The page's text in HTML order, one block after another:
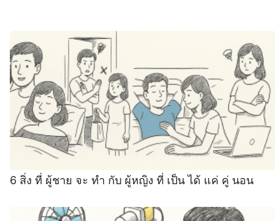
6 สิ่ง ที่ ผู้ชาย จะ ทำ กับ ผู้หญิง ที่ เป็น ได้ แค่ คู่ นอน